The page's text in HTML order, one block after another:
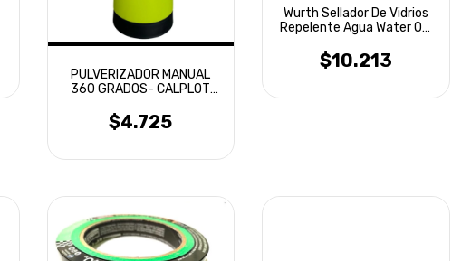
PULVERIZADOR MANUAL
360 GRADOS- CALPLOT
$4.725
Wurth Sellador De Vidrios
Repelente Agua Water Off
$10.213